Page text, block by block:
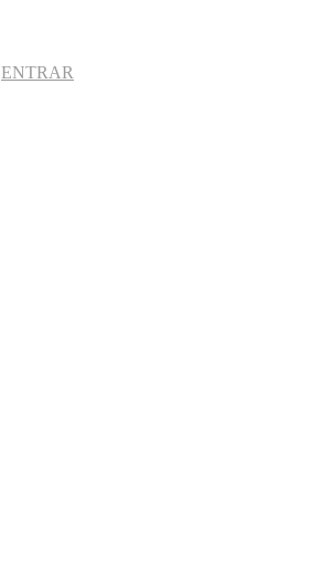
ENTRAR